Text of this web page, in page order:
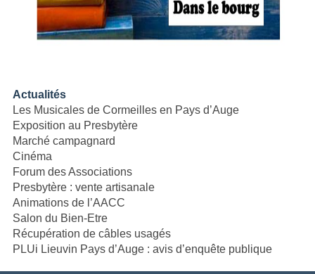
Actualités
Les Musicales de Cormeilles en Pays d’Auge
Exposition au Presbytère
Marché campagnard
Cinéma
Forum des Associations
Presbytère : vente artisanale
Animations de l’AACC
Salon du Bien-Etre
Récupération de câbles usagés
PLUi Lieuvin Pays d’Auge : avis d’enquête publique